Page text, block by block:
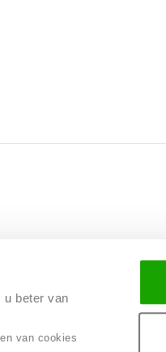
u beter van
van cookies